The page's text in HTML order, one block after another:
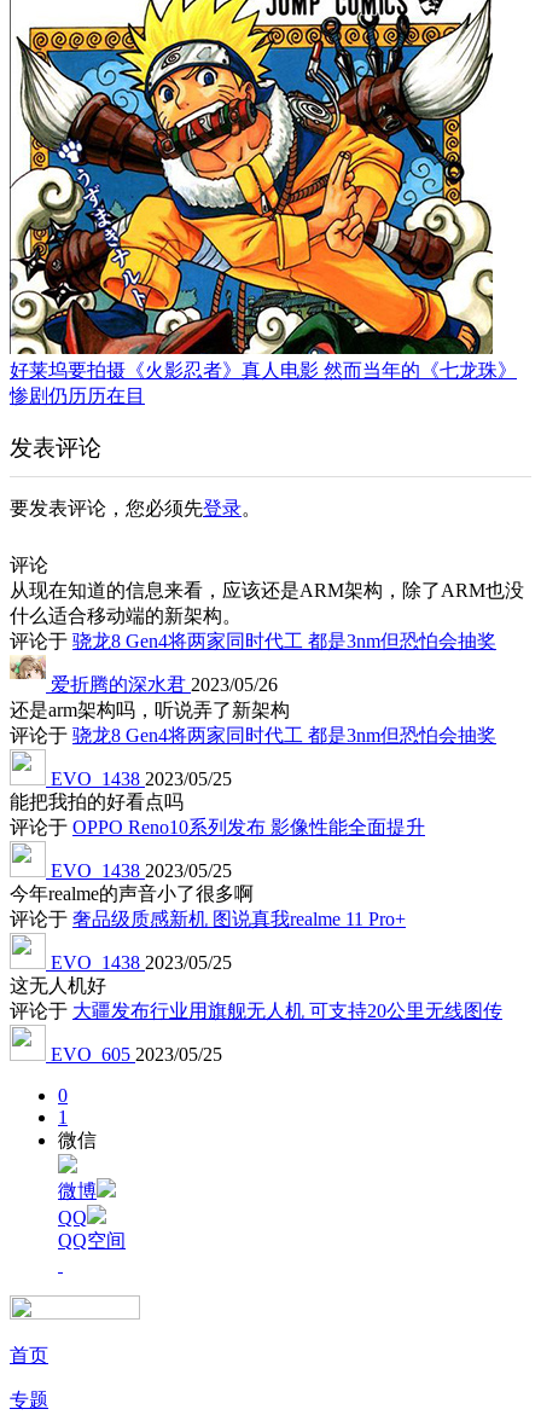
好莱坞要拍摄《火影忍者》真人电影 然而当年的《七龙珠》
惨剧仍历历在目
发表评论
要发表评论，您必须先登录。
评论
从现在知道的信息来看，应该还是ARM架构，除了ARM也没
什么适合移动端的新架构。
评论于 骁龙8 Gen4将两家同时代工 都是3nm但恐怕会抽奖
爱折腾的深水君 2023/05/26
还是arm架构吗，听说弄了新架构
评论于 骁龙8 Gen4将两家同时代工 都是3nm但恐怕会抽奖
EVO_1438 2023/05/25
能把我拍的好看点吗
评论于 OPPO Reno10系列发布 影像性能全面提升
EVO_1438 2023/05/25
今年realme的声音小了很多啊
评论于 奢品级质感新机 图说真我realme 11 Pro+
EVO_1438 2023/05/25
这无人机好
评论于 大疆发布行业用旗舰无人机 可支持20公里无线图传
EVO_605 2023/05/25
0
1
微信
微博
QQ
QQ空间
首页
专题